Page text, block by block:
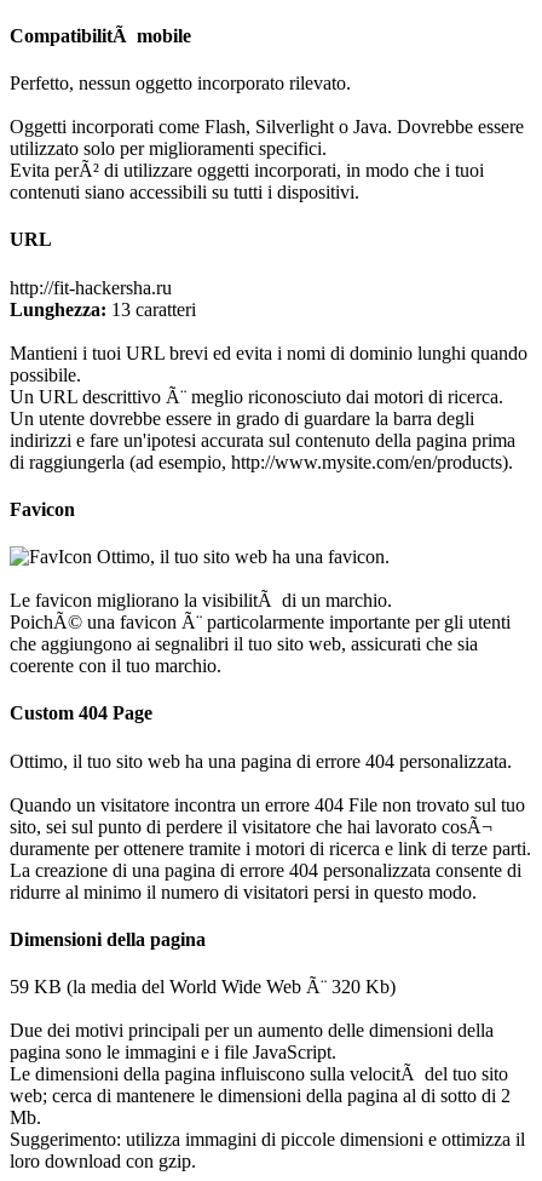
CompatibilitÃ mobile
Perfetto, nessun oggetto incorporato rilevato.
Oggetti incorporati come Flash, Silverlight o Java. Dovrebbe essere
utilizzato solo per miglioramenti specifici.
Evita perÃ² di utilizzare oggetti incorporati, in modo che i tuoi
contenuti siano accessibili su tutti i dispositivi.
URL
http://fit-hackersha.ru
Lunghezza: 13 caratteri
Mantieni i tuoi URL brevi ed evita i nomi di dominio lunghi quando
possibile.
Un URL descrittivo Ã¨ meglio riconosciuto dai motori di ricerca.
Un utente dovrebbe essere in grado di guardare la barra degli
indirizzi e fare un'ipotesi accurata sul contenuto della pagina prima
di raggiungerla (ad esempio, http://www.mysite.com/en/products).
Favicon
Ottimo, il tuo sito web ha una favicon.
Le favicon migliorano la visibilitÃ di un marchio.
PoichÃ© una favicon Ã¨ particolarmente importante per gli utenti
che aggiungono ai segnalibri il tuo sito web, assicurati che sia
coerente con il tuo marchio.
Custom 404 Page
Ottimo, il tuo sito web ha una pagina di errore 404 personalizzata.
Quando un visitatore incontra un errore 404 File non trovato sul tuo
sito, sei sul punto di perdere il visitatore che hai lavorato cosÃ¬
duramente per ottenere tramite i motori di ricerca e link di terze parti.
La creazione di una pagina di errore 404 personalizzata consente di
ridurre al minimo il numero di visitatori persi in questo modo.
Dimensioni della pagina
59 KB (la media del World Wide Web Ã¨ 320 Kb)
Due dei motivi principali per un aumento delle dimensioni della
pagina sono le immagini e i file JavaScript.
Le dimensioni della pagina influiscono sulla velocitÃ del tuo sito
web; cerca di mantenere le dimensioni della pagina al di sotto di 2
Mb.
Suggerimento: utilizza immagini di piccole dimensioni e ottimizza il
loro download con gzip.